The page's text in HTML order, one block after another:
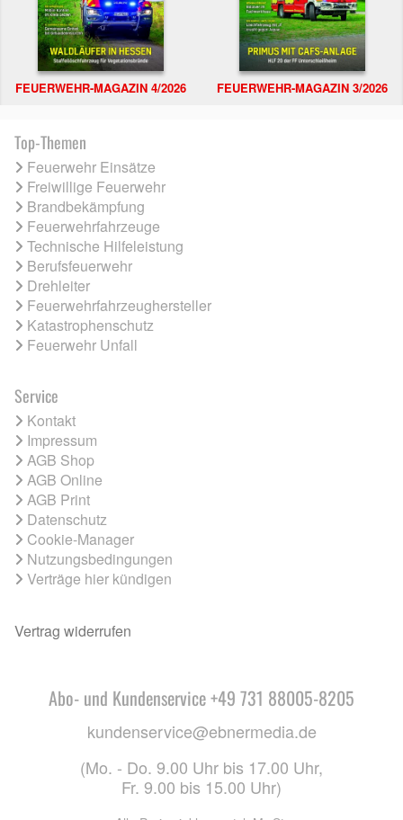
FEUERWEHR-MAGAZIN 4/2026 FEUERWEHR-MAGAZIN 3/2026
Top-Themen
Feuerwehr Einsätze
Freiwillige Feuerwehr
Brandbekämpfung
Feuerwehrfahrzeuge
Technische Hilfeleistung
Berufsfeuerwehr
Drehleiter
Feuerwehrfahrzeughersteller
Katastrophenschutz
Feuerwehr Unfall
Service
Kontakt
Impressum
AGB Shop
AGB Online
AGB Print
Datenschutz
Cookie-Manager
Nutzungsbedingungen
Verträge hier kündigen
Vertrag widerrufen
Abo- und Kundenservice +49 731 88005-8205
kundenservice@ebnermedia.de
(Mo. - Do. 9.00 Uhr bis 17.00 Uhr,
Fr. 9.00 bis 15.00 Uhr)